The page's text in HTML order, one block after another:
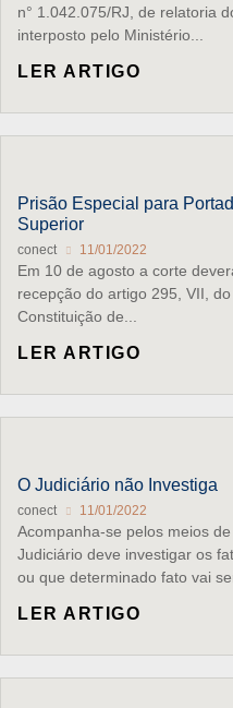
n° 1.042.075/RJ, de relatoria
interposto pelo Ministério...
LER ARTIGO
Prisão Especial para
Superior
conect 11/01/2022
Em 10 de agosto a corte
recepção do artigo 295, VII,
Constituição de...
LER ARTIGO
O Judiciário não Investiga
conect 11/01/2022
Acompanha-se pelos meios
Judiciário deve investigar os
ou que determinado fato vai
LER ARTIGO